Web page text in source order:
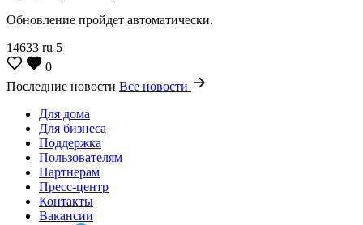
Обновление пройдет автоматически.
14633 ru 5
0
Последние новости Все новости
Для дома
Для бизнеса
Поддержка
Пользователям
Партнерам
Пресс-центр
Контакты
Вакансии